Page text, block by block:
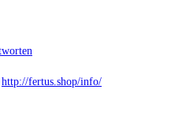
http://fertus.shop/info/